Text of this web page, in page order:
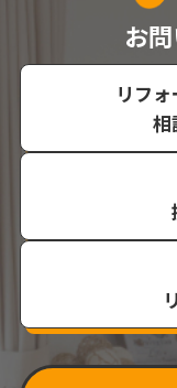
お
リフ
相